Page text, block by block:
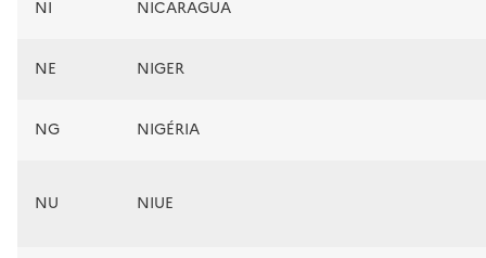
NI NICARAGUA
NE NIGER
NG NIGÉRIA
NU NIUE